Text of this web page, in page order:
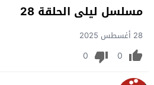
مسلسل ليلى الحلقة 28
28 أغسطس 2025
0
0